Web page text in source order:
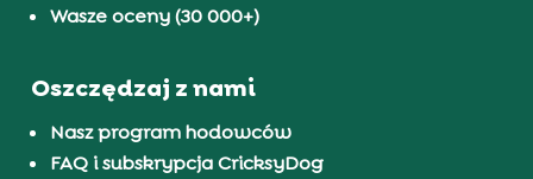
Wasze oceny (30 000+)
Oszczędzaj z nami
Nasz program hodowców
FAQ i subskrypcja CricksyDog